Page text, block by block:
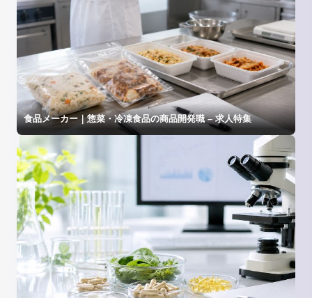
食品メーカー｜惣菜・冷凍食品の商品開発職 – 求人特集